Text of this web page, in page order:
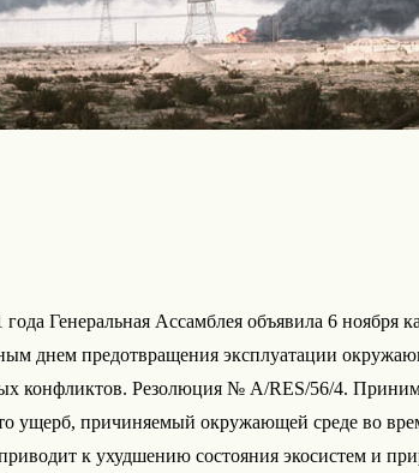
года Генеральная Ассамблея объявила 6 ноября
днем предотвращения эксплуатации
конфликтов. Резолюция № A/RES/56/4.
ущерб, причиняемый окружающей среде во
к ухудшению состояния экосистем и